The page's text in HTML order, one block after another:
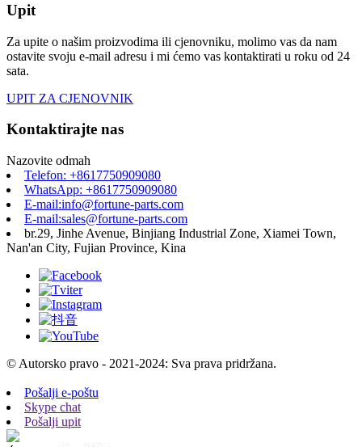
Upit
Za upite o našim proizvodima ili cjenovniku, molimo vas da nam
ostavite svoju e-mail adresu i mi ćemo vas kontaktirati u roku od 24
sata.
UPIT ZA CJENOVNIK
Kontaktirajte nas
Nazovite odmah
Telefon: +8617750909080
WhatsApp: +8617750909080
E-mail:info@fortune-parts.com
E-mail:sales@fortune-parts.com
br.29, Jinhe Avenue, Binjiang Industrial Zone, Xiamei Town,
Nan'an City, Fujian Province, Kina
© Autorsko pravo - 2021-2024: Sva prava pridržana.
Pošalji e-poštu
Skype chat
Pošalji upit